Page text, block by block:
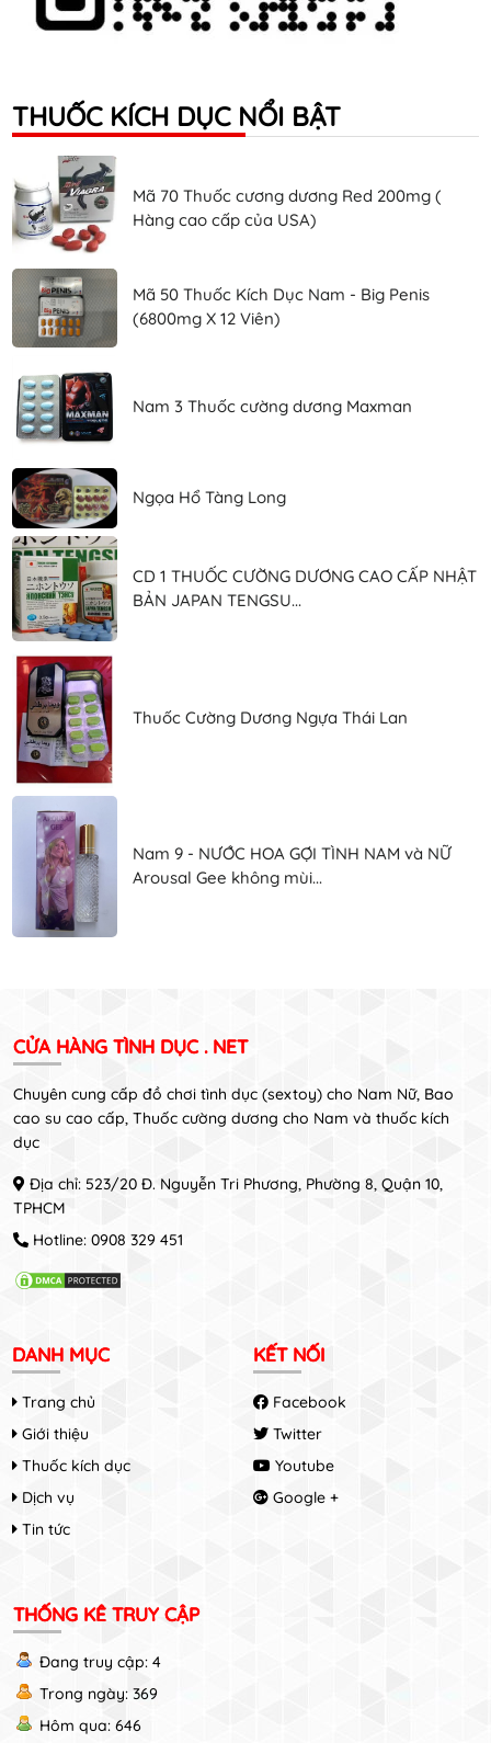
THUỐC KÍCH DỤC NỔI BẬT
Mã 70 Thuốc cương dương Red 200mg (
Hàng cao cấp của USA)
Mã 50 Thuốc Kích Dục Nam - Big Penis
(6800mg X 12 Viên)
Nam 3 Thuốc cường dương Maxman
Ngọa Hổ Tàng Long
CD 1 THUỐC CƯỜNG DƯƠNG CAO CẤP NHẬT
BẢN JAPAN TENGSU...
Thuốc Cường Dương Ngựa Thái Lan
Nam 9 - NƯỚC HOA GỢI TÌNH NAM và NỮ
Arousal Gee không mùi...
CỬA HÀNG TÌNH DỤC . NET
Chuyên cung cấp đồ chơi tình dục (sextoy) cho Nam Nữ, Bao
cao su cao cấp, Thuốc cường dương cho Nam và thuốc kích
dục
Địa chỉ: 523/20 Đ. Nguyễn Tri Phương, Phường 8, Quận 10,
TPHCM
Hotline: 0908 329 451
DANH MỤC
Trang chủ
Giới thiệu
Thuốc kích dục
Dịch vụ
Tin tức
KẾT NỐI
Facebook
Twitter
Youtube
Google +
THỐNG KÊ TRUY CẬP
Đang truy cập: 4
Trong ngày: 369
Hôm qua: 646